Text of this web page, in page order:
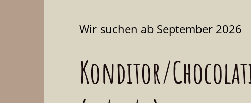
Wir suchen ab September 2026
Konditor/